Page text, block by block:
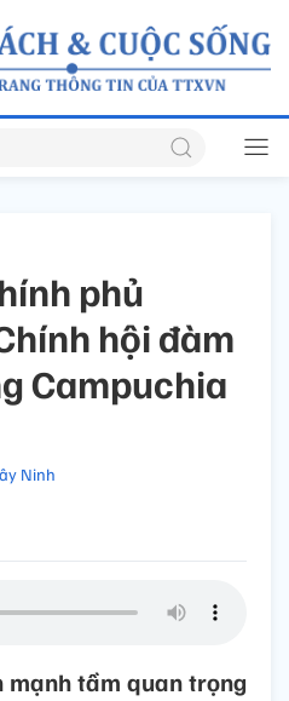
phủ
hội đàm
Campuchia
Ninh
mạnh tầm quan trọng